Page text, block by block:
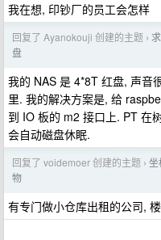
我在想, 印钞厂的员工会怎样
回复了 Ayanokouji 创建的主题 ›
盘
我的 NAS 是 4*8T 红盘, 声音
里. 我的解决方案是, 给
到 IO 板的 m2 接口上. PT 在
会自动磁盘休眠.
回复了 voidemoer 创建的主题 › 坐
物
有专门做小仓库出租的公司,